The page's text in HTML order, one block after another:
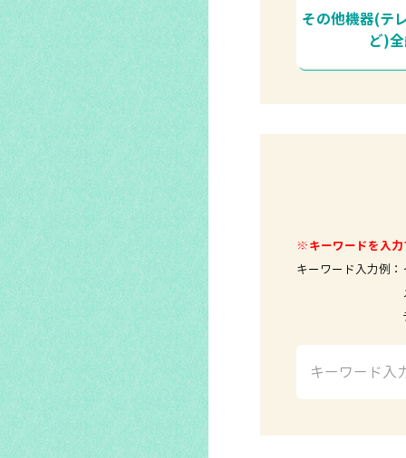
その他機器(テ
ど)
※キーワードを入力
キーワード入力例
メール
テレビ